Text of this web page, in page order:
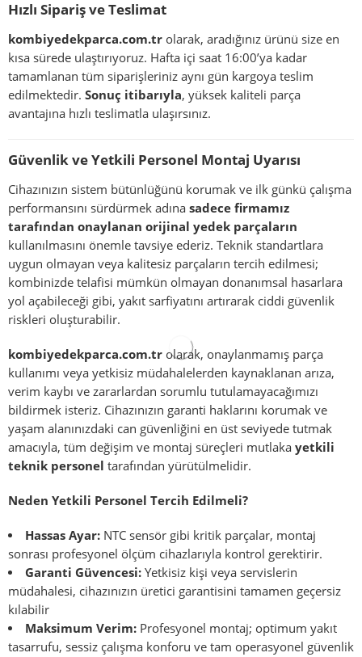
Hızlı Sipariş ve Teslimat
kombiyedekparca.com.tr olarak, aradığınız ürünü size en
kısa sürede ulaştırıyoruz. Hafta içi saat 16:00’ya kadar
tamamlanan tüm siparişleriniz aynı gün kargoya teslim
edilmektedir. Sonuç itibarıyla, yüksek kaliteli parça
avantajına hızlı teslimatla ulaşırsınız.
Güvenlik ve Yetkili Personel Montaj Uyarısı
Cihazınızın sistem bütünlüğünü korumak ve ilk günkü çalışma
performansını sürdürmek adına sadece firmamız
tarafından onaylanan orijinal yedek parçaların
kullanılmasını önemle tavsiye ederiz. Teknik standartlara
uygun olmayan veya kalitesiz parçaların tercih edilmesi;
kombinizde telafisi mümkün olmayan donanımsal hasarlara
yol açabileceği gibi, yakıt sarfiyatını artırarak ciddi güvenlik
riskleri oluşturabilir.
kombiyedekparca.com.tr olarak, onaylanmamış parça
kullanımı veya yetkisiz müdahalelerden kaynaklanan arıza,
verim kaybı ve zararlardan sorumlu tutulamayacağımızı
bildirmek isteriz. Cihazınızın garanti haklarını korumak ve
yaşam alanınızdaki can güvenliğini en üst seviyede tutmak
amacıyla, tüm değişim ve montaj süreçleri mutlaka yetkili
teknik personel tarafından yürütülmelidir.
Neden Yetkili Personel Tercih Edilmeli?
Hassas Ayar:NTC sensör gibi kritik parçalar, montaj
sonrası profesyonel ölçüm cihazlarıyla kontrol gerektirir.
Garanti Güvencesi:Yetkisiz kişi veya servislerin
müdahalesi, cihazınızın üretici garantisini tamamen geçersiz
kılabilir
Maksimum Verim:Profesyonel montaj; optimum yakıt
tasarrufu, sessiz çalışma konforu ve tam operasyonel güvenlik